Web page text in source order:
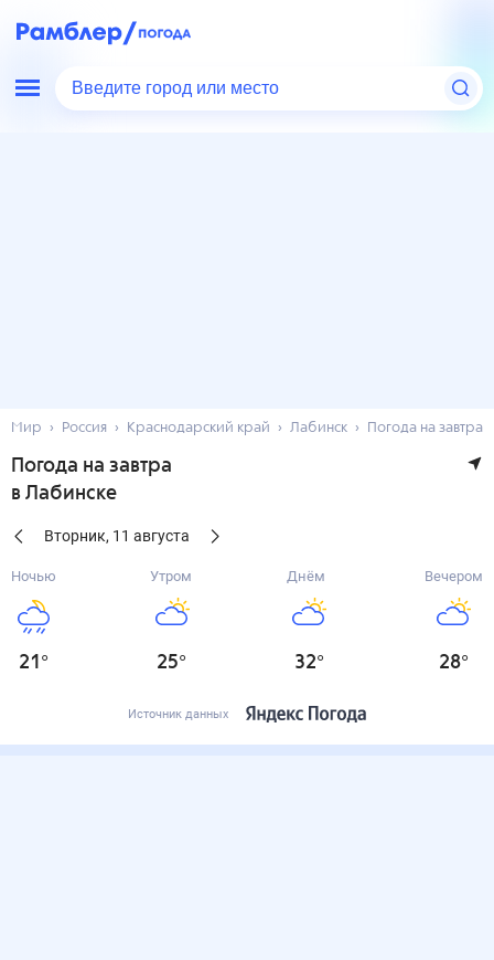
Введите город или место
Мир Россия Краснодарский край Лабинск Погода на завтра
Погода на завтра
в Лабинске
Вторник, 11 августа
Ночью
21 °
Утром
25°
Днём
32°
Вечером
28°
Источник данных